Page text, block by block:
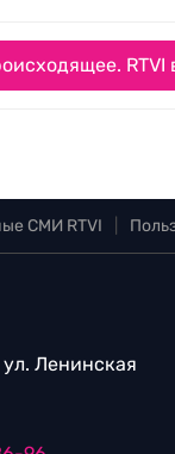
RTVI
СМИ RTVI
ул. Ленинская